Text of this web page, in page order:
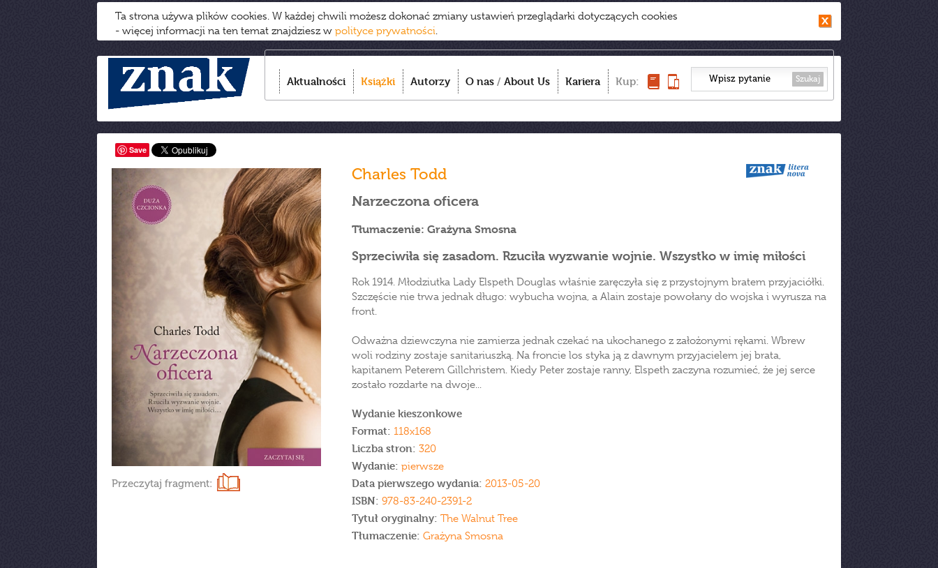
Ta strona używa plików cookies. W każdej chwili możesz dokonać zmiany ustawień przeglądarki dotyczących cookies
- więcej informacji na ten temat znajdziesz w polityce prywatności.
Aktualności Książki Autorzy O nas / About Us Kariera Kup: Szukaj
Save
Przeczytaj fragment:
Charles Todd
Narzeczona oficera
Tłumaczenie: Grażyna Smosna
Sprzeciwiła się zasadom. Rzuciła wyzwanie wojnie. Wszystko w imię miłości
Rok 1914. Młodziutka Lady Elspeth Douglas właśnie zaręczyła się z przystojnym bratem przyjaciółki.
Szczęście nie trwa jednak długo: wybucha wojna, a Alain zostaje powołany do wojska i wyrusza na
front.
Odważna dziewczyna nie zamierza jednak czekać na ukochanego z założonymi rękami. Wbrew
woli rodziny zostaje sanitariuszką. Na froncie los styka ją z dawnym przyjacielem jej brata,
kapitanem Peterem Gillchristem. Kiedy Peter zostaje ranny, Elspeth zaczyna rozumieć, że jej serce
zostało rozdarte na dwoje...
Wydanie kieszonkowe
Format: 118x168
Liczba stron: 320
Wydanie: pierwsze
Data pierwszego wydania: 2013-05-20
ISBN: 978-83-240-2391-2
Tytuł oryginalny: The Walnut Tree
Tłumaczenie: Grażyna Smosna